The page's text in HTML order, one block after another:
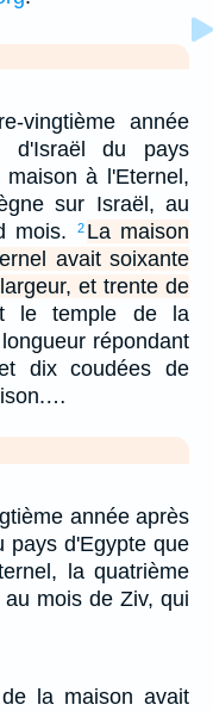
vingtième année
d'Israël du pays
à l'Eternel,
sur Israël, au
mois.
2 La maison
avait soixante
et trente de
le temple de la
répondant
dix coudées de
année après
pays d'Egypte que
la quatrième
mois de Ziv, qui
la maison avait